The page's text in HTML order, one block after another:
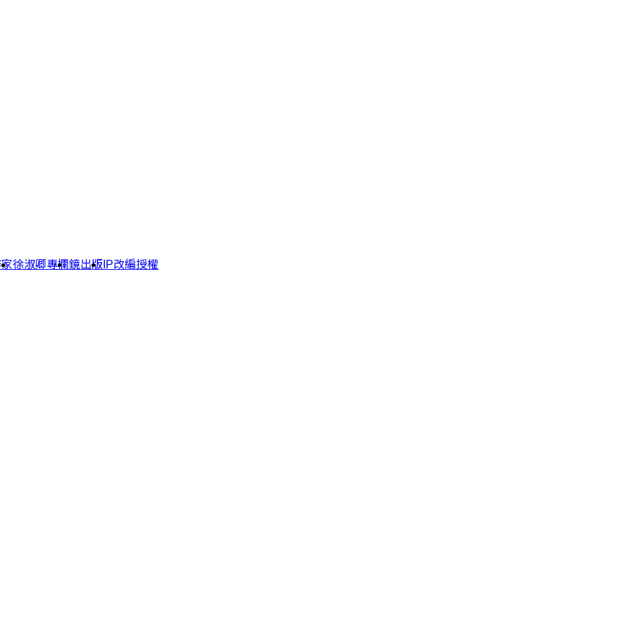
徐淑卿專欄鏡出版 IP改編授權